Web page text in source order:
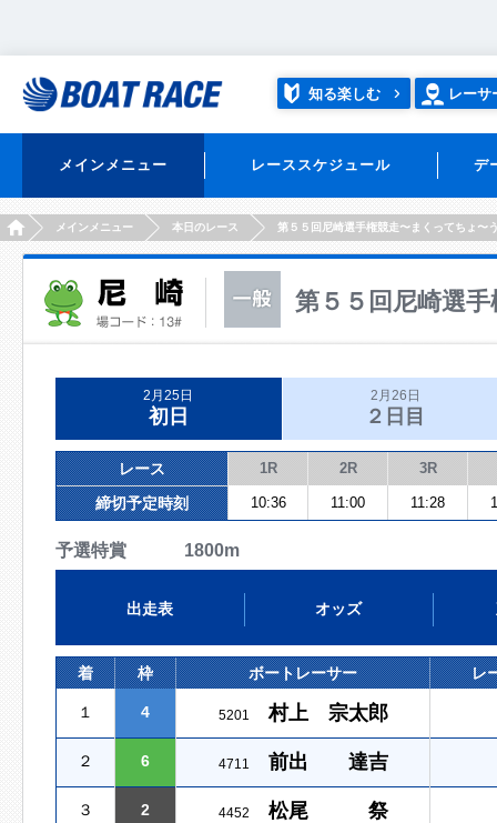
知る楽しむ レーサ
メインメニュー レーススケジュール デ
HOMEメインメニュー 本日のレース 第５５回尼崎選手権競走〜まくってちょ〜
第５５回尼崎選
2月25日
初日
2月26日
２日目
レース 1R 2R 3R
締切予定時刻 10:36 11:00 11:28
予選特賞 1800m
出走表 オッズ
着 枠 ボートレーサー レ
１ 4 5201 村上 宗太郎
２ 6 4711 前出 達吉
３ 2 4452 松尾 祭